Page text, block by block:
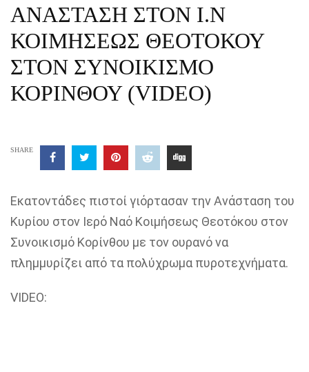
ΑΝΑΣΤΑΣΗ ΣΤΟΝ Ι.Ν
ΚΟΙΜΗΣΕΩΣ ΘΕΟΤΟΚΟΥ
ΣΤΟΝ ΣΥΝΟΙΚΙΣΜΟ
ΚΟΡΙΝΘΟΥ (VIDEO)
SHARE
Εκατοντάδες πιστοί γιόρτασαν την Ανάσταση του
Κυρίου στον Ιερό Ναό Κοιμήσεως Θεοτόκου στον
Συνοικισμό Κορίνθου με τον ουρανό να
πλημμυρίζει από τα πολύχρωμα πυροτεχνήματα.
VIDEO: